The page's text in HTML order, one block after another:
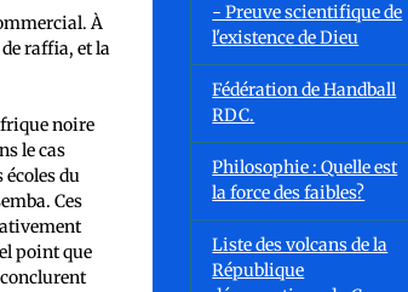
À
raffia, et la
noire
le cas
du
Ces
point que
- Preuve scientifique de
l'existence de Dieu
Fédération de Handball
RDC.
Philosophie : Quelle est
la force des faibles?
Liste des volcans de la
République